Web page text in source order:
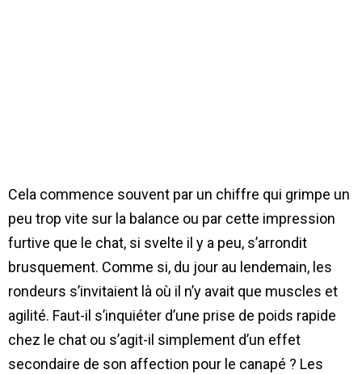
Cela commence souvent par un chiffre qui grimpe un
peu trop vite sur la balance ou par cette impression
furtive que le chat, si svelte il y a peu, s’arrondit
brusquement. Comme si, du jour au lendemain, les
rondeurs s’invitaient là où il n’y avait que muscles et
agilité. Faut-il s’inquiéter d’une prise de poids rapide
chez le chat ou s’agit-il simplement d’un effet
secondaire de son affection pour le canapé ? Les